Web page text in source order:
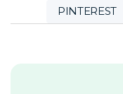
PINTEREST